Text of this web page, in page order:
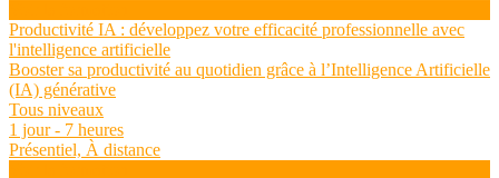
Productivité IA : développez votre efficacité professionnelle avec
l'intelligence artificielle
Booster sa productivité au quotidien grâce à l’Intelligence Artificielle
(IA) générative
Tous niveaux
1 jour - 7 heures
Présentiel, À distance